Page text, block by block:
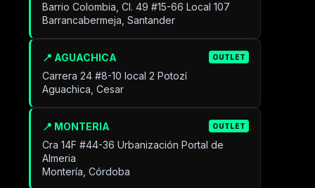
Barrio Colombia, Cl. 49 #15-66 Local 107
Barrancabermeja, Santander
📍 AGUACHICA OUTLET
Carrera 24 #8-10 local 2 Potozí
Aguachica, Cesar
📍 MONTERIA OUTLET
Cra 14F #44-36 Urbanización Portal de
Almeria
Montería, Córdoba